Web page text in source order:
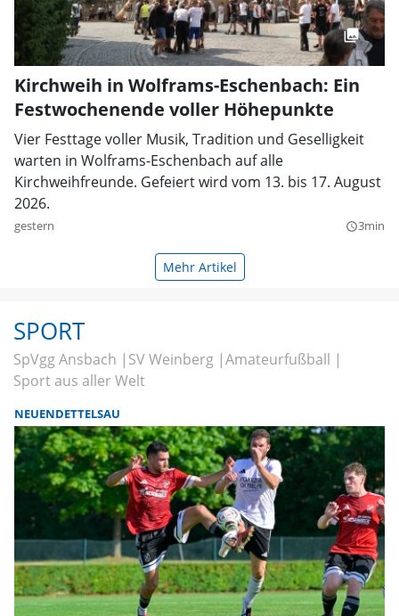
Kirchweih in Wolframs-Eschenbach: Ein
Festwochenende voller Höhepunkte
Vier Festtage voller Musik, Tradition und Geselligkeit
warten in Wolframs-Eschenbach auf alle
Kirchweihfreunde. Gefeiert wird vom 13. bis 17. August
2026.
gestern query_builder3min
Mehr Artikel
SPORT
SpVgg Ansbach SV Weinberg Amateurfußball
Sport aus aller Welt
NEUENDETTELSAU